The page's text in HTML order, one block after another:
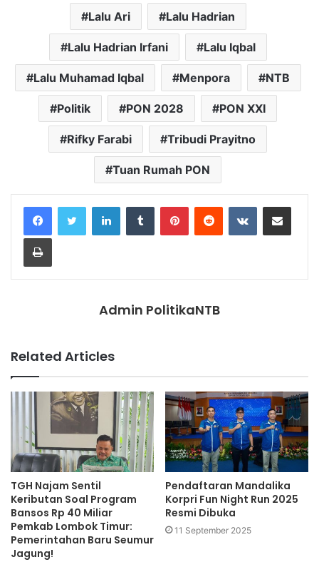
Lalu Ari Lalu Hadrian
Lalu Hadrian Irfani Lalu Iqbal
Lalu Muhamad Iqbal Menpora NTB
Politik PON 2028 PON XXI
Rifky Farabi Tribudi Prayitno
Tuan Rumah PON
LinkedInTumblr PinterestReddit VKontakteShare via Email
Print
Admin PolitikaNTB
Related Articles
TGH Najam Sentil
Keributan Soal Program
Bansos Rp 40 Miliar
Pemkab Lombok Timur:
Pemerintahan Baru Seumur
Jagung!
Pendaftaran Mandalika
Korpri Fun Night Run 2025
Resmi Dibuka
11 September 2025